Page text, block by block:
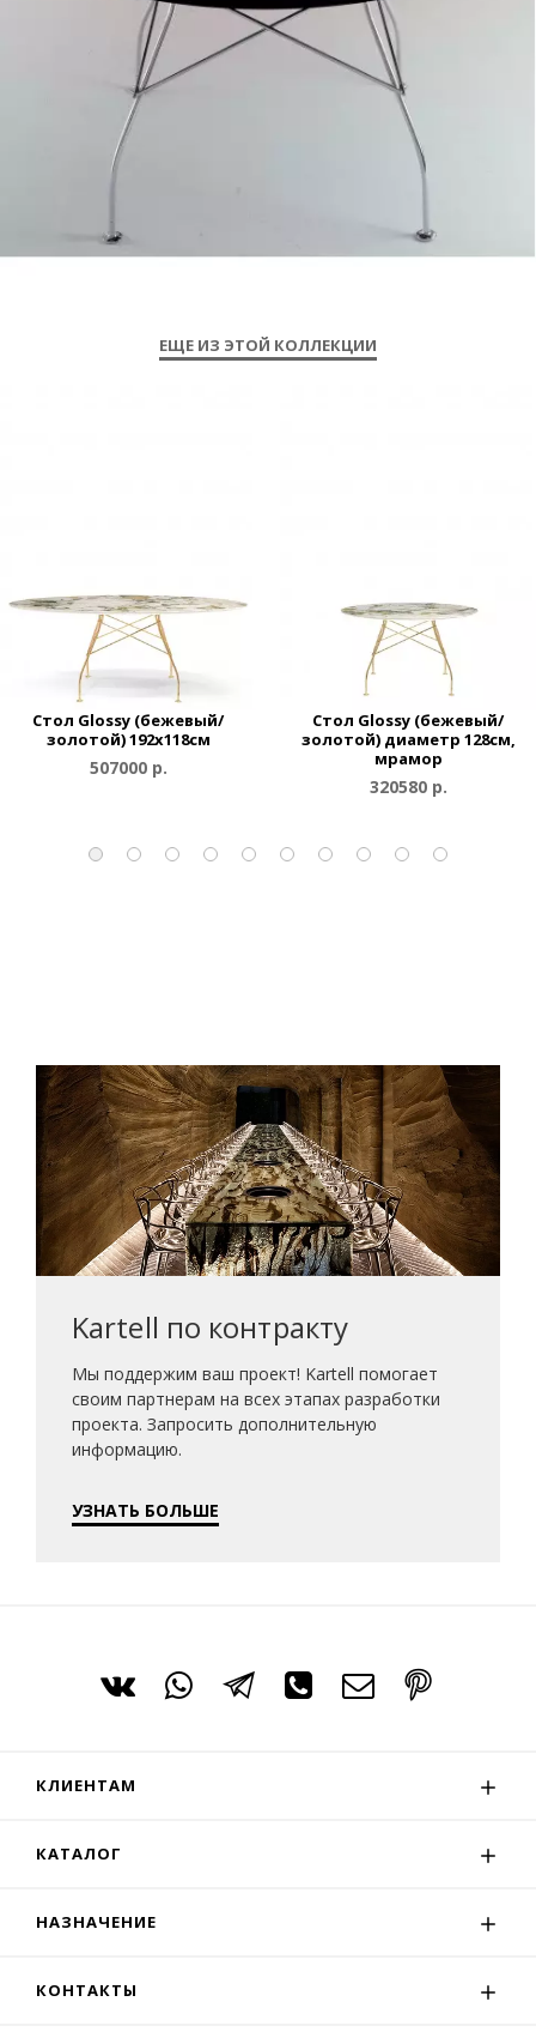
ЕЩЕ ИЗ ЭТОЙ КОЛЛЕКЦИИ
Стол Glossy (бежевый/
золотой) 192x118см
507000 р.
Стол Glossy (бежевый/
золотой) диаметр 128см,
мрамор
320580 р.
Kartell по контракту
Мы поддержим ваш проект! Kartell помогает
своим партнерам на всех этапах разработки
проекта. Запросить дополнительную
информацию.
УЗНАТЬ БОЛЬШЕ
КЛИЕНТАМ
КАТАЛОГ
НАЗНАЧЕНИЕ
КОНТАКТЫ